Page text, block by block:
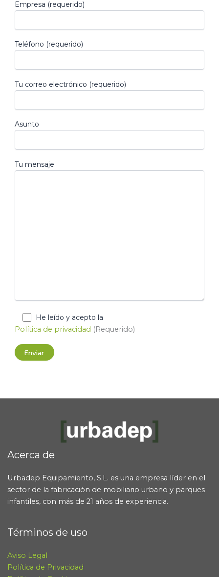
Empresa (requerido)
Teléfono (requerido)
Tu correo electrónico (requerido)
Asunto
Tu mensaje
He leído y acepto la
Política de privacidad (Requerido)
Acerca de
Urbadep Equipamiento, S.L. es una empresa líder en el
sector de la fabricación de mobiliario urbano y parques
infantiles, con más de 21 años de experiencia.
Términos de uso
Aviso Legal
Política de Privacidad